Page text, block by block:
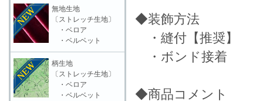
◆装飾方法
・縫付【推奨】
・ボンド接着
◆商品コメント
無地生地
〔ストレッチ生地〕
・ベロア
・ベルベット
柄生地
〔ストレッチ生地〕
・ベロア
・ベルベット